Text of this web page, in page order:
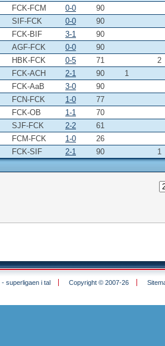
FCK-FCM 0-0
90
SIF-FCK 0-0
90
FCK-BIF 3-1
90
AGF-FCK 0-0
90
HBK-FCK 0-5 71
2
FCK-ACH 2-1 90
1
FCK-AaB 3-0
90
FCN-FCK 1-0
77
FCK-OB 1-1
70
SJF-FCK 2-2
61
FCM-FCK 1-0
26
FCK-SIF 2-1 90 1
superligaen i tal Copyright © 2007-26